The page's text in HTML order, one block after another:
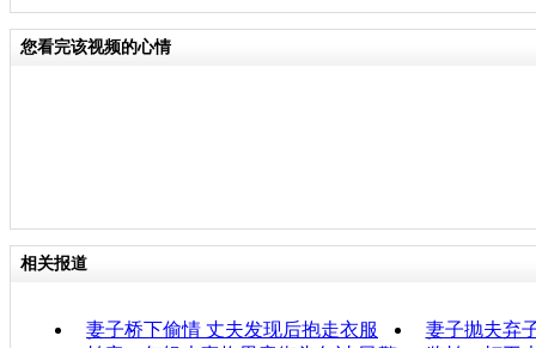
您看完该视频的心情
相关报道
妻子桥下偷情 丈夫发现后抱走衣服
妻子抛夫弃